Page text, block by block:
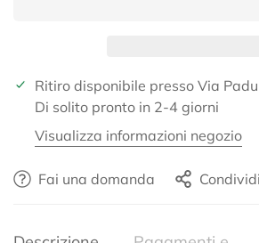
Ritiro disponibile presso Via
Di solito pronto in 2-4 giorni
Visualizza informazioni negozio
Fai una domanda Condividi